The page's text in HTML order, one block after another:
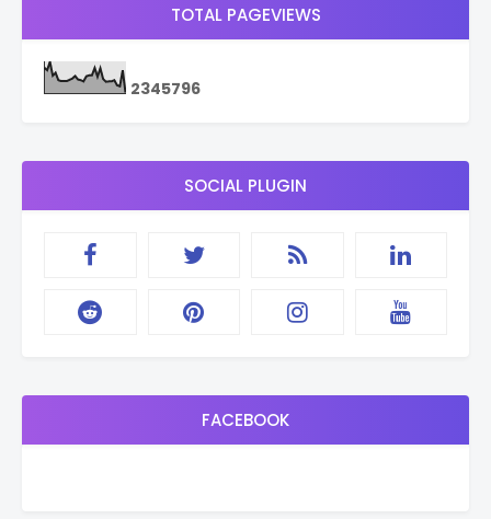
TOTAL PAGEVIEWS
2345796
SOCIAL PLUGIN
FACEBOOK